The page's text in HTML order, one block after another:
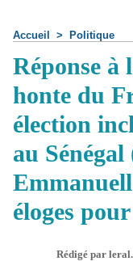
Accueil > Politique
Réponse à
honte du
élection
au
éloges
Rédigé par